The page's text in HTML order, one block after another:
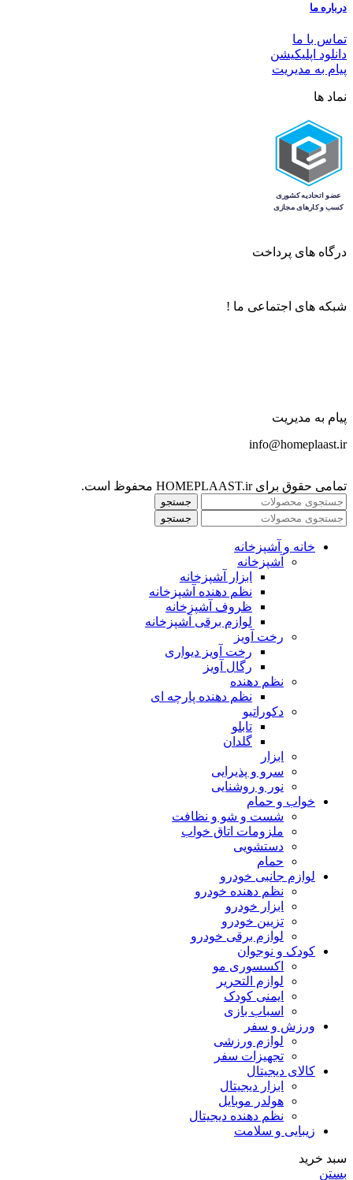
درباره ما
تماس با ما
دانلود اپلیکیشن
پیام به مدیریت
نماد ها
درگاه های پرداخت
شبکه های اجتماعی ما !
پیام به مدیریت
info@homeplaast.ir
تمامی حقوق برای HOMEPLAAST.ir محفوظ است.
جستجو
جستجو
خانه و آشپزخانه
آشپزخانه
ابزار آشپزخانه
نظم دهنده آشپزخانه
ظروف آشپزخانه
لوازم برقی آشپزخانه
رخت آویز
رخت آویز دیواری
رگال آویز
نظم دهنده
نظم دهنده پارچه ای
دکوراتیو
تابلو
گلدان
ابزار
سرو و پذیرایی
نور و روشنایی
خواب و حمام
شست و شو و نظافت
ملزومات اتاق خواب
دستشویی
حمام
لوازم جانبی خودرو
نظم دهنده خودرو
ابزار خودرو
تزیین خودرو
لوازم برقی خودرو
کودک و نوجوان
اکسسوری مو
لوازم التحریر
ایمنی کودک
اسباب بازی
ورزش و سفر
لوازم ورزشی
تجهیزات سفر
کالای دیجیتال
ابزار دیجیتال
هولدر موبایل
نظم دهنده دیجیتال
زیبایی و سلامت
سبد خرید
بستن